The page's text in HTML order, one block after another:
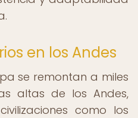
en los Andes
se remontan a miles
altas de los Andes,
como los